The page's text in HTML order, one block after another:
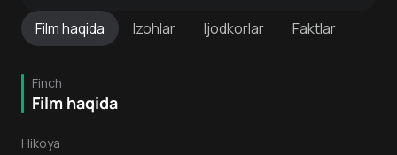
Filmhaqida Izohlar Ijodkorlar Faktlar
Finch
Film haqida
Hikoya